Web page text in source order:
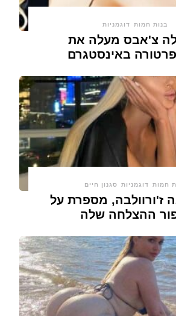
בנות חמות דוגמניות
צ'אבס מעלה את
באינסטגרם
חמות דוגמניות סגנון חיים
ז'ורוולבה, מספרת על
ההצלחה שלה